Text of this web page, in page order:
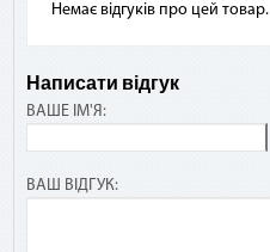
Немає відгуків про цей товар.
Написати відгук
ВАШЕ ІМ'Я:
ВАШ ВІДГУК: